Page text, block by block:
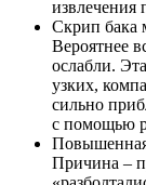
извлечения
Скрип бака
Вероятнее
ослабли.
узких,
сильно
с помощью
Причина –